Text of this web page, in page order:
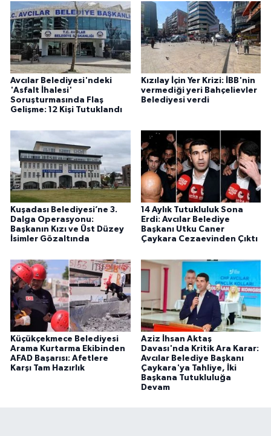
Avcılar Belediyesi'ndeki
'Asfalt İhalesi'
Soruşturmasında Flaş
Gelişme: 12 Kişi Tutuklandı
Kızılay İçin Yer Krizi: İBB'nin
vermediği yeri Bahçelievler
Belediyesi verdi
Kuşadası Belediyesi’ne 3.
Dalga Operasyonu:
Başkanın Kızı ve Üst Düzey
İsimler Gözaltında
14 Aylık Tutukluluk Sona
Erdi: Avcılar Belediye
Başkanı Utku Caner
Çaykara Cezaevinden Çıktı
Küçükçekmece Belediyesi
Arama Kurtarma Ekibinden
AFAD Başarısı: Afetlere
Karşı Tam Hazırlık
Aziz İhsan Aktaş
Davası'nda Kritik Ara Karar:
Avcılar Belediye Başkanı
Çaykara'ya Tahliye, İki
Başkana Tutukluluğa
Devam